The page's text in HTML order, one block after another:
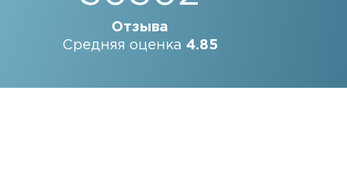
Отзыва
Средняя оценка 4.85